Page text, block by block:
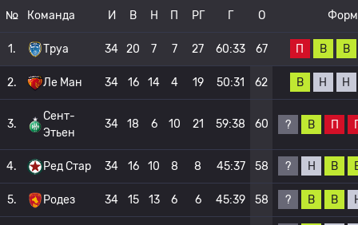
№ Команда И В Н П РГ Г О
1. Труа 34 20 7 7 27 60:33 67 П В В
2. Ле Ман 34 16 14 4 19 50:31 62 В Н Н
3.
Сент-
Этьен
34 18 6 10 21 59:38 60 ? В П
4. Ред Стар 34 16 10 8 8 45:37 58 ? Н В
5. Родез 34 15 13 6 6 45:39 58 ? В В